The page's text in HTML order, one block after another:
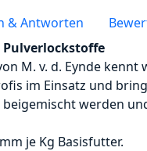
& Antworten
Pulverlockstoffe
M. v. d. Eynde
im Einsatz und
werden
je Kg Basisfutter.